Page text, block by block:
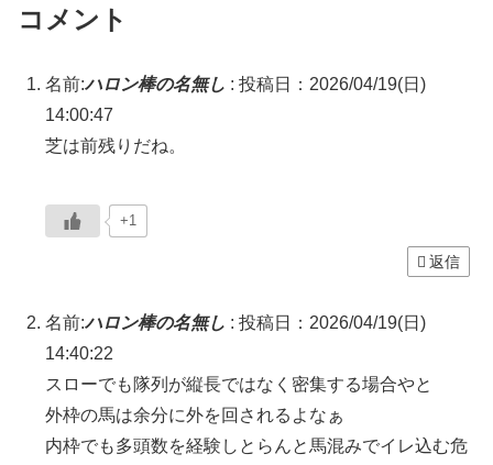
コメント
名前:ハロン棒の名無し : 投稿日：2026/04/19(日)
14:00:47
芝は前残りだね。
+1
返信
名前:ハロン棒の名無し : 投稿日：2026/04/19(日)
14:40:22
スローでも隊列が縦長ではなく密集する場合やと
外枠の馬は余分に外を回されるよなぁ
内枠でも多頭数を経験しとらんと馬混みでイレ込む危